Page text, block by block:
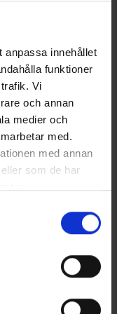
anpassa innehållet
funktioner
Vi
och annan
medier och
med.
med annan
som de har
Plate Deep